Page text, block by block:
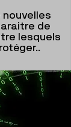
nouvelles
de
lesquels